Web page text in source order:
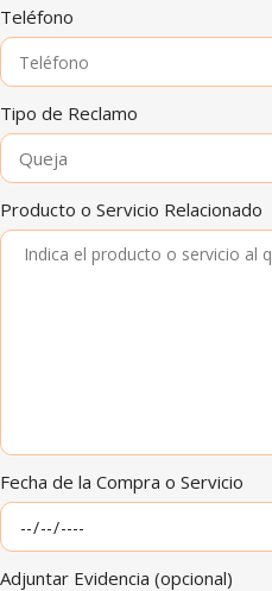
Teléfono
Tipo de Reclamo
Producto o Servicio Relacionado
Fecha de la Compra o Servicio
Adjuntar Evidencia (opcional)